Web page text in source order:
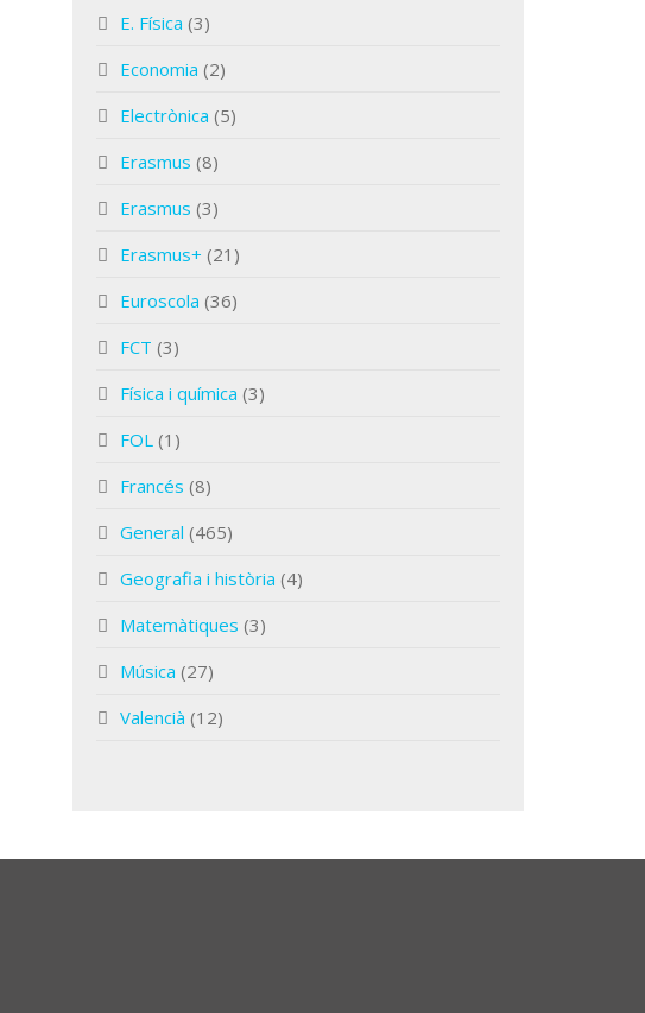
E. Física (3)
Economia (2)
Electrònica (5)
Erasmus (8)
Erasmus (3)
Erasmus+ (21)
Euroscola (36)
FCT (3)
Física i química (3)
FOL (1)
Francés (8)
General (465)
Geografia i història (4)
Matemàtiques (3)
Música (27)
Valencià (12)